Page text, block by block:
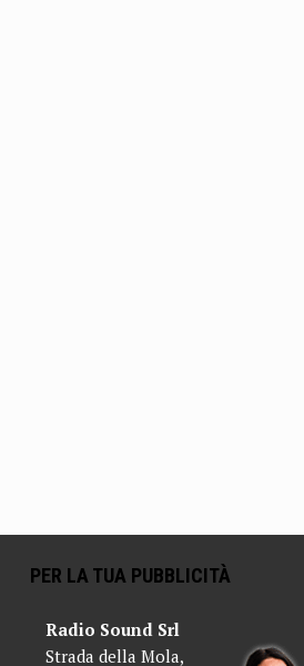
PER LA TUA PUBBLICITÀ
Radio Sound Srl
Strada della Mola,